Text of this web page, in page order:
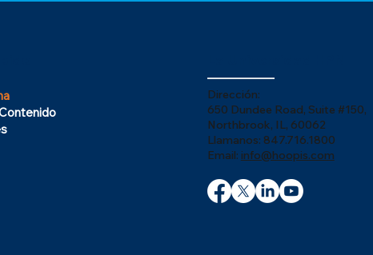
Dirección:
650 Dundee Road, Suite #150,
Northbrook, IL, 60062
Llamanos: 847.716.1800
Email: info@hoopis.com